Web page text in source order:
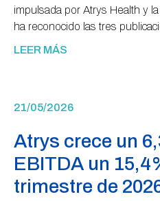
impulsada por Atrys Health y
ha reconocido las tres
LEER MÁS
21/05/2026
Atrys crece un
EBITDA un
trimestre de